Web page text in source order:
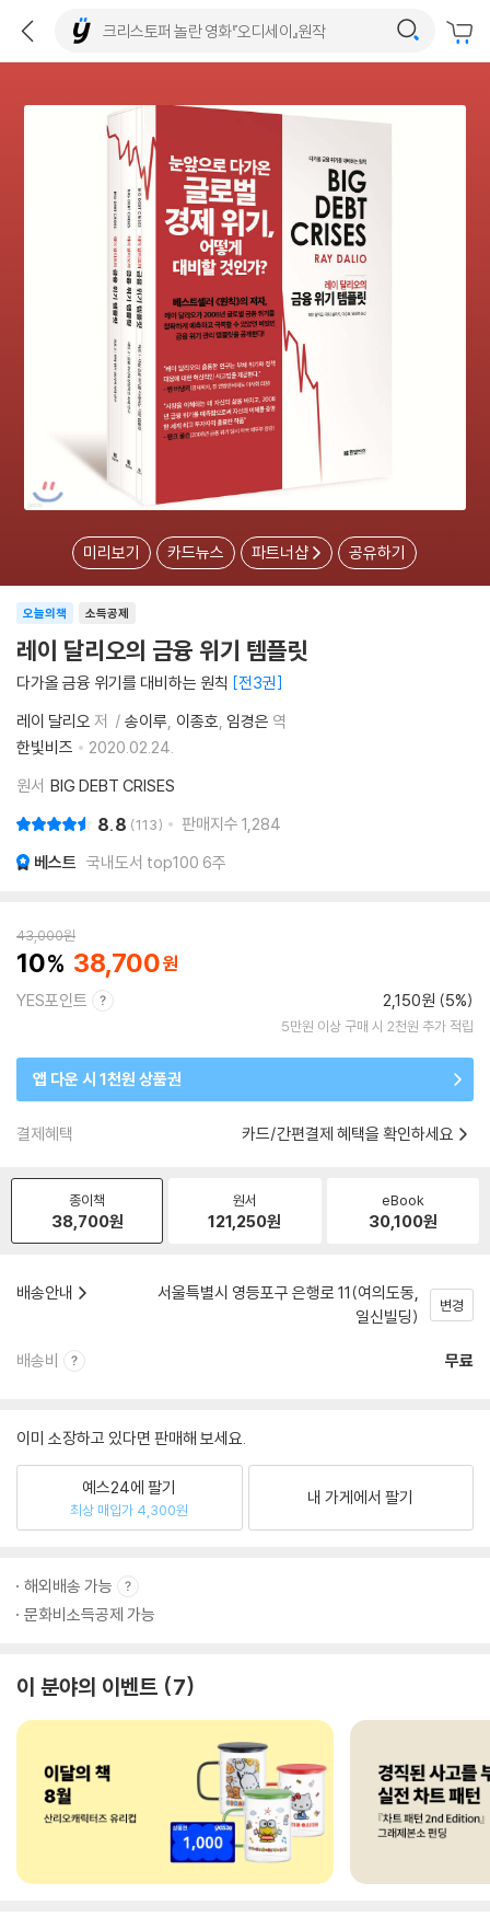
미리보기 카드뉴스 파트너샵 공유하기
소득공제
오늘의책
레이 달리오의 금융 위기 템플릿
다가올 금융 위기를 대비하는 원칙 전3권
레이 달리오 저 송이루 이종호 임경은 역
한빛비즈
2020.02.24.
원서 BIG DEBT CRISES
8.8 113 판매지수 1,284
베스트 국내도서 top100 6주
43,000원
10 38,700
YES포인트 2,150원 (5%)
5만원 이상 구매 시 2천원 추가 적립
앱 다운 시 1천원 상품권
결제혜택 카드/간편결제 혜택을 확인하세요
종이책
38,700원
원서
121,250원
eBook
30,100원
배송안내
서울특별시 영등포구 은행로 11(여의도동,
일신빌딩)
변경
배송비 무료
이미 소장하고 있다면 판매해 보세요.
예스24에 팔기
최상 매입가 4,300원
내 가게에서 팔기
해외배송 가능
문화비소득공제 가능
이 분야의 이벤트 7